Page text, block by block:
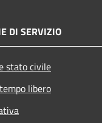
DI SERVIZIO
stato civile
libero